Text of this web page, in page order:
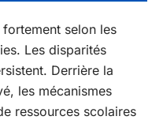
selon les
Les disparités
Derrière la
les mécanismes
ressources scolaires